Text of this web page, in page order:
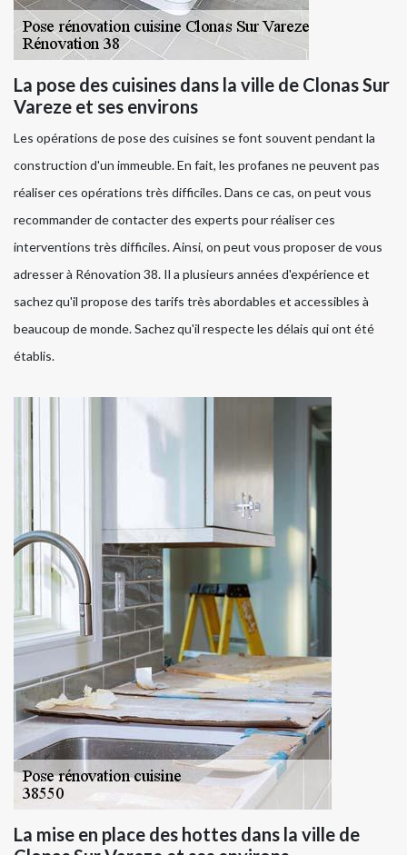
La pose des cuisines dans la ville de Clonas Sur
Vareze et ses environs
Les opérations de pose des cuisines se font souvent pendant la
construction d'un immeuble. En fait, les profanes ne peuvent pas
réaliser ces opérations très difficiles. Dans ce cas, on peut vous
recommander de contacter des experts pour réaliser ces
interventions très difficiles. Ainsi, on peut vous proposer de vous
adresser à Rénovation 38. Il a plusieurs années d'expérience et
sachez qu'il propose des tarifs très abordables et accessibles à
beaucoup de monde. Sachez qu'il respecte les délais qui ont été
établis.
La mise en place des hottes dans la ville de